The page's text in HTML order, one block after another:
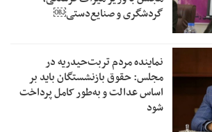
گردشگری و صنایع‌دستی￼
نماینده مردم تربت‌حیدریه در
مجلس: حقوق بازنشستگان باید بر
اساس عدالت و به‌طور کامل پرداخت
شود